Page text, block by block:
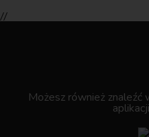
//
Możesz również